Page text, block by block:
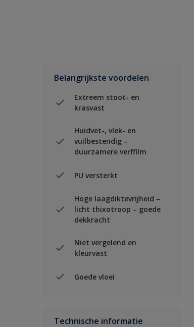
Belangrijkste voordelen
Extreem stoot- en
krasvast
Huidvet-, vlek- en
vuilbestendig –
duurzamere verffilm
PU versterkt
Hoge laagdiktevrijheid –
licht thixotroop – goede
dekkracht
Niet vergelend en
kleurvast
Goede vloei
Technische informatie